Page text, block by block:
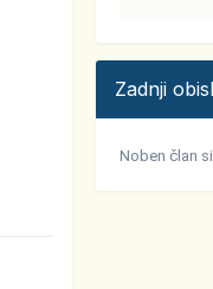
Zadnji
Noben član